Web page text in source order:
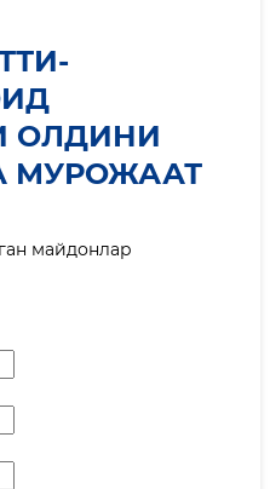
ОЛДИНИ
МУРОЖААТ
майдонлар